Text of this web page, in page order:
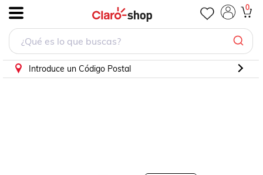
0
Introduce un Código Postal
PorCategorías
PorMarcas
PorDescuento